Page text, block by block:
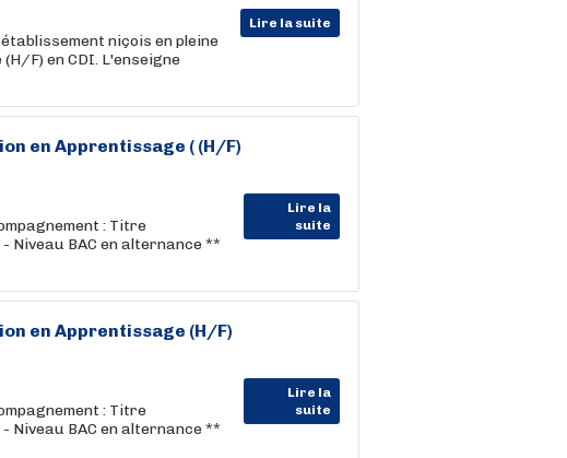
Lire la suite
niçois en pleine
(H/F) en CDI. L'enseigne
en Apprentissage ( (H/F)
Lire la
suite
: Titre
Niveau BAC en alternance **
en Apprentissage (H/F)
Lire la
suite
: Titre
Niveau BAC en alternance **